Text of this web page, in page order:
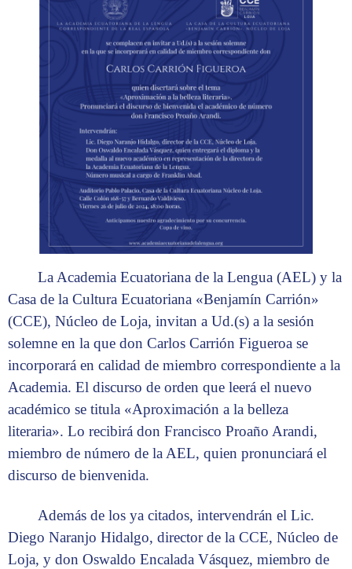
La Academia Ecuatoriana de la Lengua (AEL) y la
Casa de la Cultura Ecuatoriana «Benjamín Carrión»
(CCE), Núcleo de Loja, invitan a Ud.(s) a la sesión
solemne en la que don Carlos Carrión Figueroa se
incorporará en calidad de miembro correspondiente a la
Academia. El discurso de orden que leerá el nuevo
académico se titula «Aproximación a la belleza
literaria». Lo recibirá don Francisco Proaño Arandi,
miembro de número de la AEL, quien pronunciará el
discurso de bienvenida.
Además de los ya citados, intervendrán el Lic.
Diego Naranjo Hidalgo, director de la CCE, Núcleo de
Loja, y don Oswaldo Encalada Vásquez, miembro de